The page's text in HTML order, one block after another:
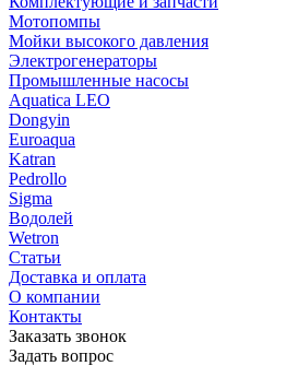
Мотопомпы
Мойки высокого давления
Электрогенераторы
Промышленные насосы
Aquatica LEO
Dongyin
Euroaqua
Katran
Pedrollo
Sigma
Водолей
Wetron
Статьи
Доставка и оплата
О компании
Контакты
Заказать звонок
Задать вопрос